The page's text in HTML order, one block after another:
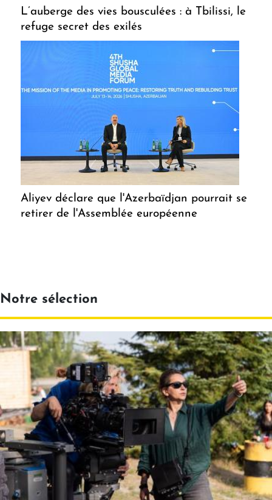
L’auberge des vies bousculées : à Tbilissi, le
refuge secret des exilés
Aliyev déclare que l'Azerbaïdjan pourrait se
retirer de l'Assemblée européenne
Notre sélection